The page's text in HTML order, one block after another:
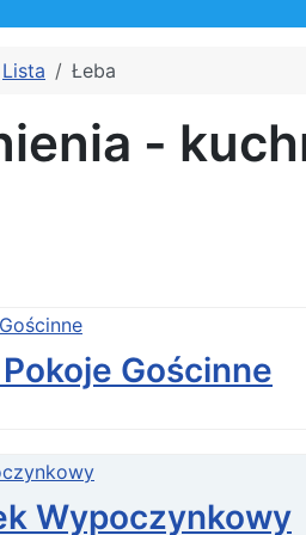
Lista Łeba
-
Gościnne
Wypoczynkowy